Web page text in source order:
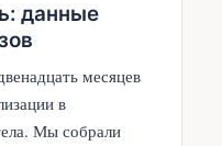
данные
месяцев
в
Мы собрали